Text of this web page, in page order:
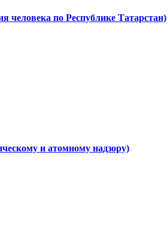
человека по Республике Татарстан)
и атомному надзору)